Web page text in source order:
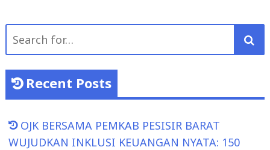
Search
Recent Posts
OJK BERSAMA PEMKAB PESISIR BARAT
WUJUDKAN INKLUSI KEUANGAN NYATA: 150